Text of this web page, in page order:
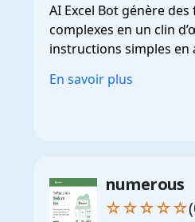
AI Excel Bot génère
complexes en un clin
instructions simples en
En savoir plus
numerous
☆☆☆☆☆